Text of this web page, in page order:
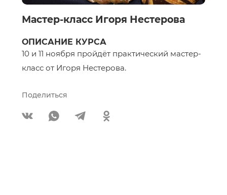
Мастер-класс Игоря Нестерова
ОПИСАНИЕ КУРСА
10 и 11 ноября пройдёт практический мастер-
класс от Игоря Нестерова.
Поделиться